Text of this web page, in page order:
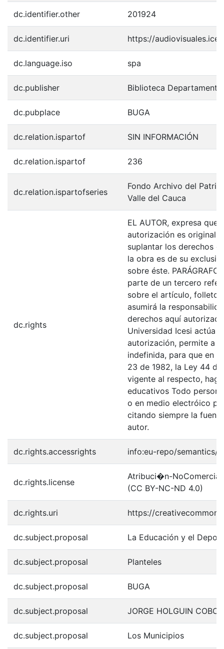
dc.identifier.other 201924
dc.identifier.uri https://
dc.language.iso spa
dc.publisher Biblioteca
dc.pubplace BUGA
dc.relation.ispartof SIN INFORMACIÓN
dc.relation.ispartof 236
dc.relation.ispartofseries
Fondo Archivo del
Valle del Cauca
dc.rights
EL AUTOR, expresa
autorización es original
suplantar los derechos
la obra es de su
sobre éste.
parte de un tercero
sobre el artículo, folleto
asumirá la
derechos aquí
Universidad Icesi actúa
autorización, permite a
indefinida, para que en
23 de 1982, la Ley 44
vigente al respecto,
educativos Todo
o en medio electróico
citando siempre la
autor.
dc.rights.accessrights info:eu-repo/semantics/
dc.rights.license
Atribuci�n-
(CC BY-NC-ND 4.0)
dc.rights.uri https://
dc.subject.proposal La Educación y el
dc.subject.proposal Planteles
dc.subject.proposal BUGA
dc.subject.proposal JORGE HOLGUIN COBO
dc.subject.proposal Los Municipios